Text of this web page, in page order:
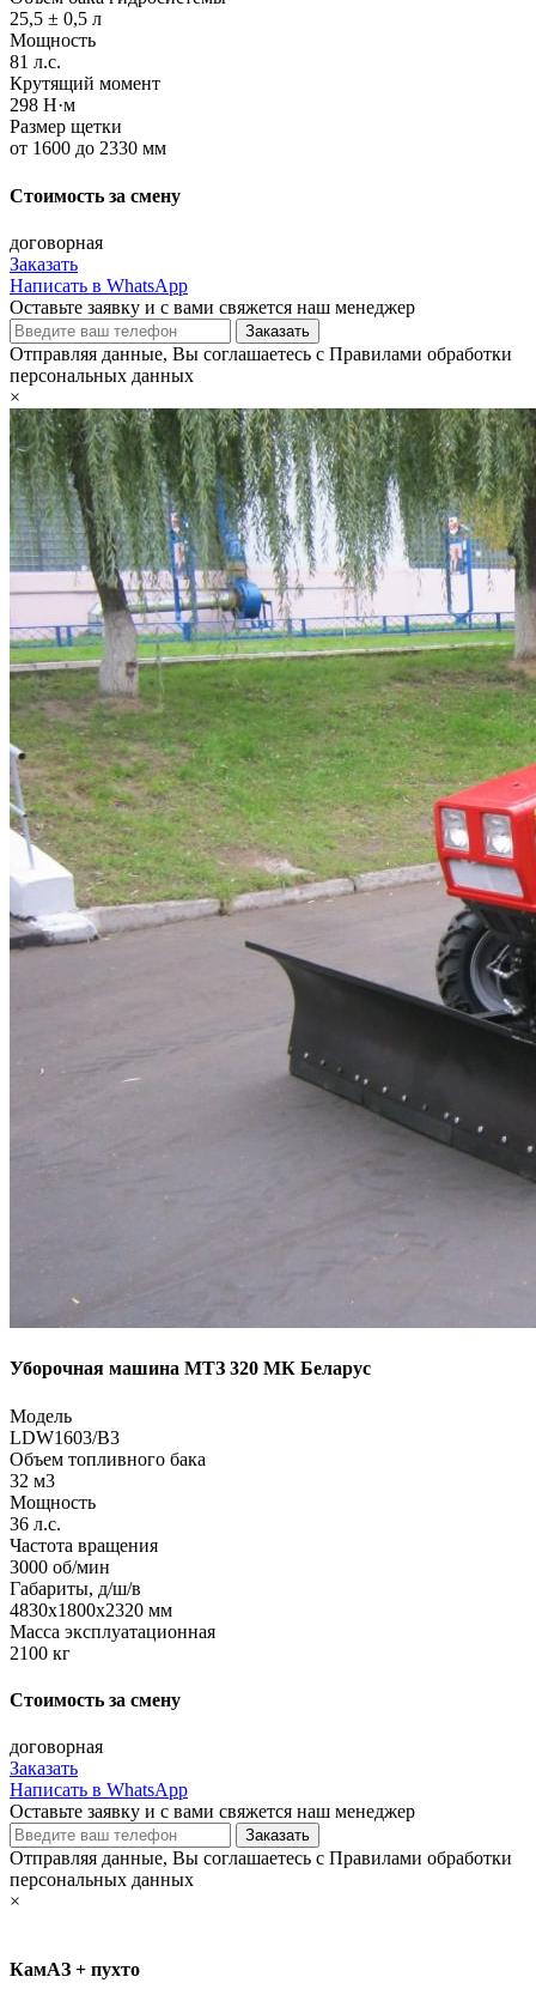
25,5 ± 0,5 л
Мощность
81 л.с.
Крутящий момент
298 Н·м
Размер щетки
от 1600 до 2330 мм
Стоимость за смену
договорная
Заказать
Написать в WhatsApp
Оставьте заявку и с вами свяжется наш менеджер
Отправляя данные, Вы соглашаетесь с Правилами обработки
персональных данных
×
Уборочная машина МТЗ 320 МК Беларус
Модель
LDW1603/B3
Объем топливного бака
32 м3
Мощность
36 л.с.
Частота вращения
3000 об/мин
Габариты, д/ш/в
4830х1800х2320 мм
Масса эксплуатационная
2100 кг
Стоимость за смену
договорная
Заказать
Написать в WhatsApp
Оставьте заявку и с вами свяжется наш менеджер
Отправляя данные, Вы соглашаетесь с Правилами обработки
персональных данных
×
КамАЗ + пухто